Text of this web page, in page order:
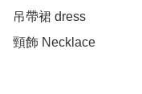
吊帶裙 dress
頸飾 Necklace